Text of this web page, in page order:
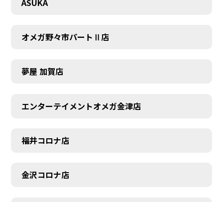
オメガ野々市パートⅡ店
夢屋 加賀店
エンターテイメントオメガ金津店
福井コロナ店
金沢コロナ店